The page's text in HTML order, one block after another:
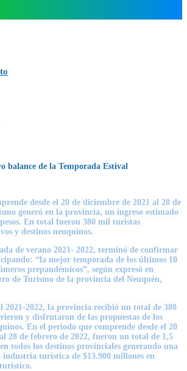
balance de la Temporada Estival
desde el 20 de diciembre de 2021 al 28 de
generó en la provincia, un ingreso estimado
En total fueron 380 mil turistas
y destinos neuquinos.
de verano 2021- 2022, terminó de confirmar
“la mejor temporada de los últimos 10
prepandémicos”, según expresó en
de Turismo de la provincia del Neuquén,
2021-2022, la provincia recibió un total de 380
y disfrutaron de las propuestas de los
En el periodo que comprende desde el 20
28 de febrero de 2022, fueron un total de 1,5
todos los destinos provinciales generando una
turística de $13.900 millones en